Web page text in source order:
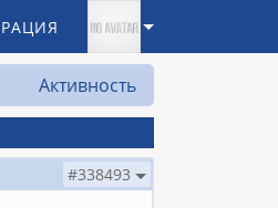
Активность
#338493